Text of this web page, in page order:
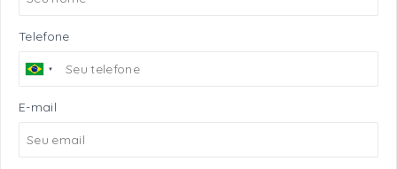
Telefone
E-mail